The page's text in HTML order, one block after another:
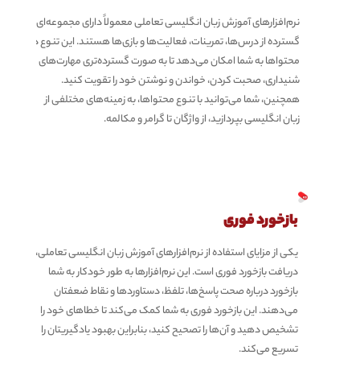
نرم‌افزارهای آموزش زبان انگلیسی تعاملی معمولاً دارای مجموعه‌ای
گسترده از درس‌ها، تمرینات، فعالیت‌ها و بازی‌ها هستند. این تنوع در
محتواها به شما امکان می‌دهد تا به صورت گسترده‌تری مهارت‌های
شنیداری، صحبت کردن، خواندن و نوشتن خود را تقویت کنید.
همچنین، شما می‌توانید با تنوع محتواها، به زمینه‌های مختلفی از
زبان انگلیسی بپردازید، از واژگان تا گرامر و مکالمه.
بازخورد فوری
یکی از مزایای استفاده از نرم‌افزارهای آموزش زبان انگلیسی تعاملی،
دریافت بازخورد فوری است. این نرم‌افزارها به طور خودکار به شما
بازخورد درباره صحت پاسخ‌ها، تلفظ، دستاوردها و نقاط ضعفتان
می‌دهند. این بازخورد فوری به شما کمک می‌کند تا خطاهای خود را
تشخیص دهید و آن‌ها را تصحیح کنید، بنابراین بهبود یادگیریتان را
تسریع می‌کند.